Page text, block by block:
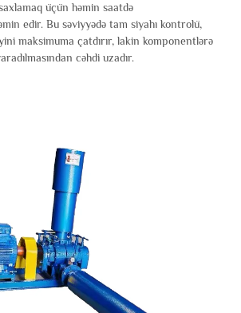
üçün həmin saatdə
edir. Bu səviyyədə tam siyahı kontrolü,
maksimuma çatdırır, lakin komponentlərə
cəhdi uzadır.